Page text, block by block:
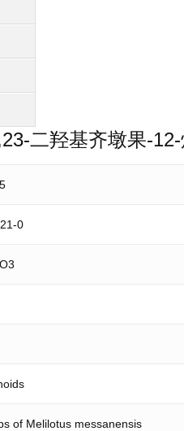
二羟基齐墩果-
0
of Melilotus messanensis